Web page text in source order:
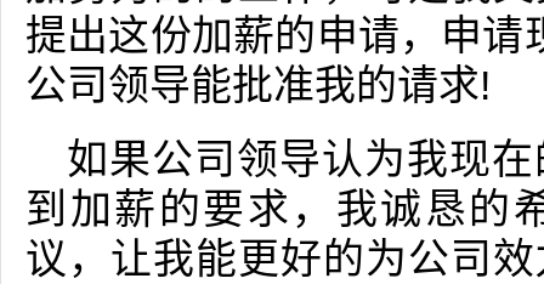
提出这份加薪的申请，申
公司领导能批准我的请求!
如果公司领导认为我现
到加薪的要求，我诚恳的
议，让我能更好的为公司